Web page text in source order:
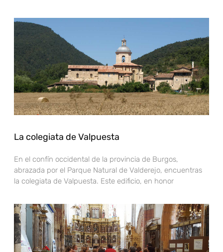
La colegiata de Valpuesta
En el confín occidental de la provincia de Burgos,
abrazada por el Parque Natural de Valderejo, encuentras
la colegiata de Valpuesta. Este edificio, en honor